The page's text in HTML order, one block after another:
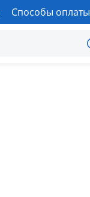
Способы оплаты